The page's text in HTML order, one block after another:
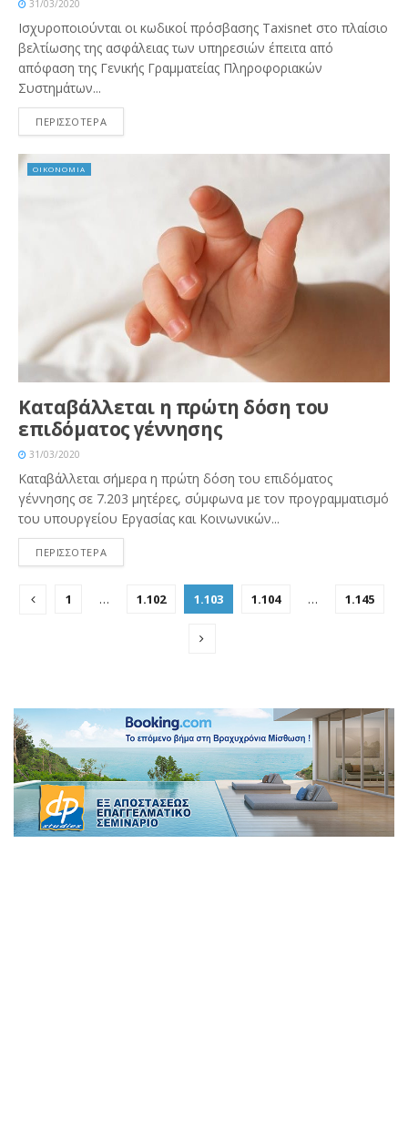
31/03/2020
Ισχυροποιούνται οι κωδικοί πρόσβασης Τaxisnet στο πλαίσιο
βελτίωσης της ασφάλειας των υπηρεσιών έπειτα από
απόφαση της Γενικής Γραμματείας Πληροφοριακών
Συστημάτων...
ΠΕΡΙΣΣΟΤΕΡΑ
ΟΙΚΟΝΟΜΙΑ
Καταβάλλεται η πρώτη δόση του
επιδόματος γέννησης
31/03/2020
Καταβάλλεται σήμερα η πρώτη δόση του επιδόματος
γέννησης σε 7.203 μητέρες, σύμφωνα με τον προγραμματισμό
του υπουργείου Εργασίας και Κοινωνικών...
ΠΕΡΙΣΣΟΤΕΡΑ
1 … 1.102 1.103 1.104 … 1.145